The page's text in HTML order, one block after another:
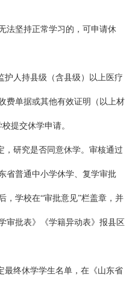
法坚持正常学习的，可申请休
护人持县级（含县级）以上医疗
费单据或其他有效证明（以上材
提交休学申请。
，研究是否同意休学。审核通过
省普通中小学休学、复学审批
，学校在“审批意见”栏盖章，并
审批表》《学籍异动表》报县区
最终休学学生名单，在《山东省